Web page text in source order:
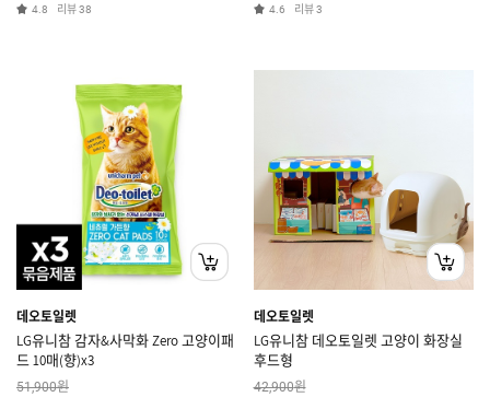
4.8 리뷰38 4.6 리뷰3
데오토일렛
LG유니참 감자&사막화 Zero 고양이패
드 10매(향)x3
51,900원
데오토일렛
LG유니참 데오토일렛 고양이 화장실
후드형
42,900원